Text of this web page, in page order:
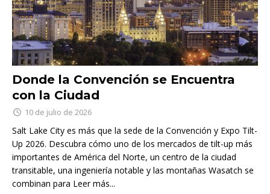
Donde la Convención se Encuentra
con la Ciudad
10 de julio de 2026
Salt Lake City es más que la sede de la Convención y Expo Tilt-
Up 2026. Descubra cómo uno de los mercados de tilt-up más
importantes de América del Norte, un centro de la ciudad
transitable, una ingeniería notable y las montañas Wasatch se
combinan para Leer más...